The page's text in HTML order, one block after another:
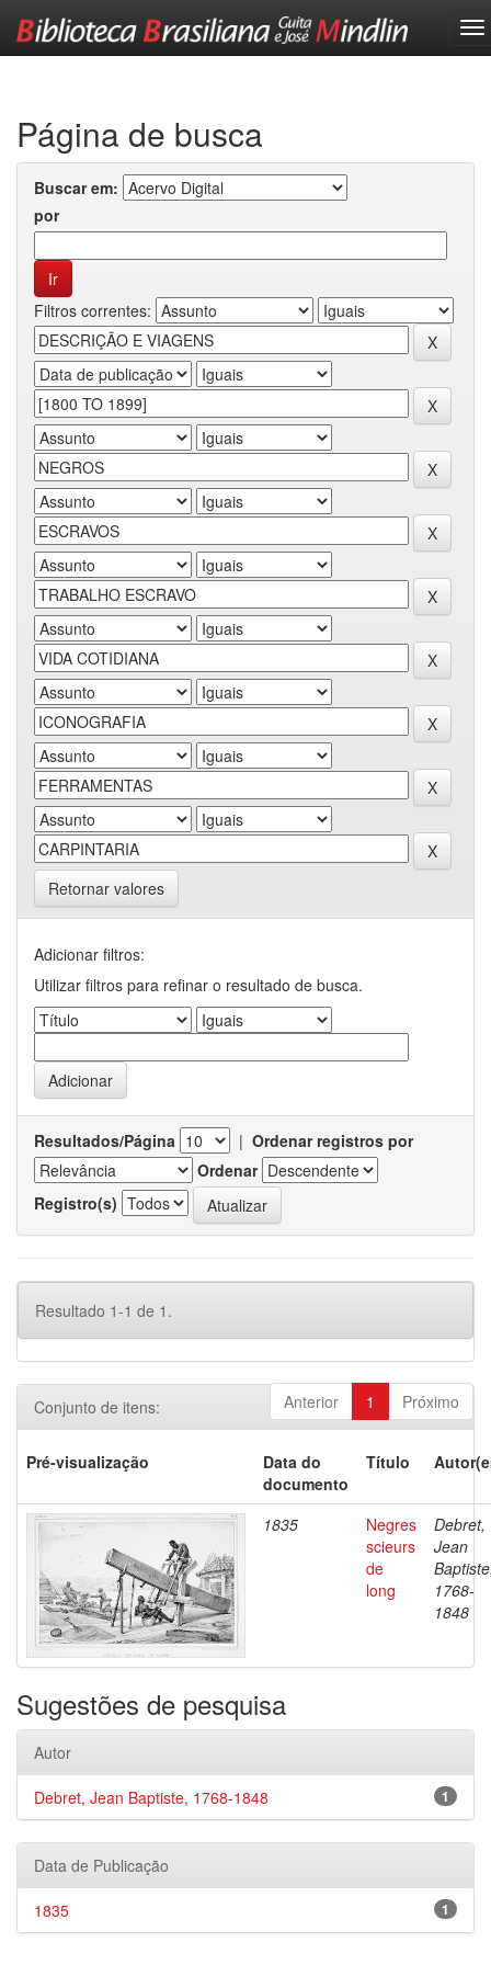
Página de busca
Buscar em:
por
Filtros correntes:
Retornar valores
Adicionar filtros:
Utilizar filtros para refinar o resultado de busca.
Resultados/Página | Ordenar registros por
Ordenar
Registro(s)
Resultado 1-1 de 1.
Anterior 1 Próximo
Conjunto de itens:
Pré-visualização
Data do
documento
Título
1835
Negres
scieurs
de
long
Debret,
Jean
1768-
1848
Sugestões de pesquisa
Autor
1
Debret, Jean Baptiste, 1768-1848
Data de Publicação
1
1835